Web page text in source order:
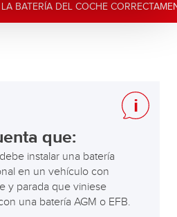
BATERÍA DEL COCHE
que:
instalar una batería
en un vehículo con
y parada que viniese
una batería AGM o EFB.